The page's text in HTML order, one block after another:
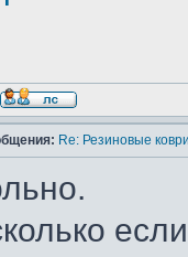
Re: Резиновые